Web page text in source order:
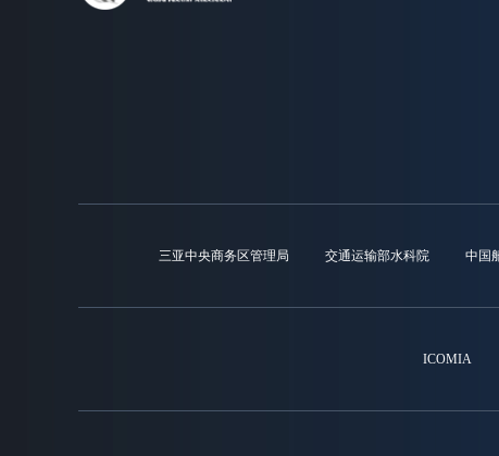
三亚中央商务区管理局 交通运输部水科院 中国
ICOMIA